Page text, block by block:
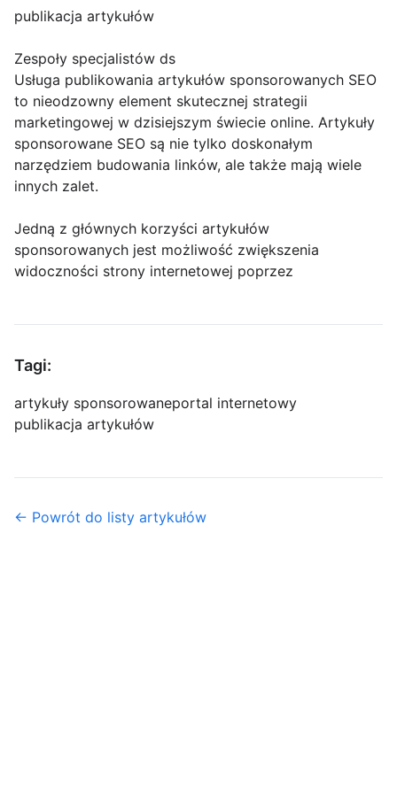
publikacja artykułów
Zespoły specjalistów ds
Usługa publikowania artykułów sponsorowanych SEO
to nieodzowny element skutecznej strategii
marketingowej w dzisiejszym świecie online. Artykuły
sponsorowane SEO są nie tylko doskonałym
narzędziem budowania linków, ale także mają wiele
innych zalet.
Jedną z głównych korzyści artykułów
sponsorowanych jest możliwość zwiększenia
widoczności strony internetowej poprzez
Tagi:
artykuły sponsorowaneportal internetowy
publikacja artykułów
← Powrót do listy artykułów